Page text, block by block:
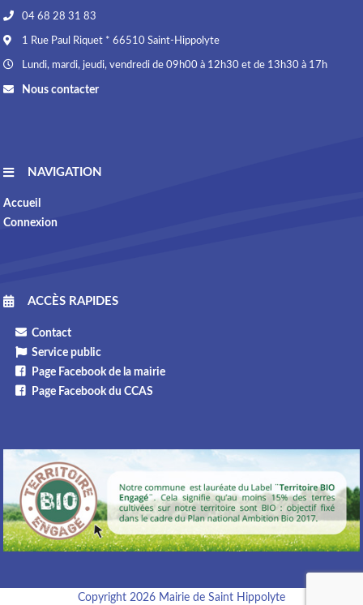
04 68 28 31 83
1 Rue Paul Riquet * 66510 Saint-Hippolyte
Lundi, mardi, jeudi, vendredi de 09h00 à 12h30 et de 13h30 à 17h
Nous contacter
NAVIGATION
Accueil
Connexion
ACCÈS RAPIDES
Contact
Service public
Page Facebook de la mairie
Page Facebook du CCAS
Copyright 2026 Mairie de Saint Hippolyte